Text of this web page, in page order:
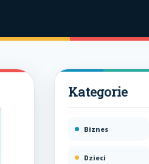
Biznes
Dzieci